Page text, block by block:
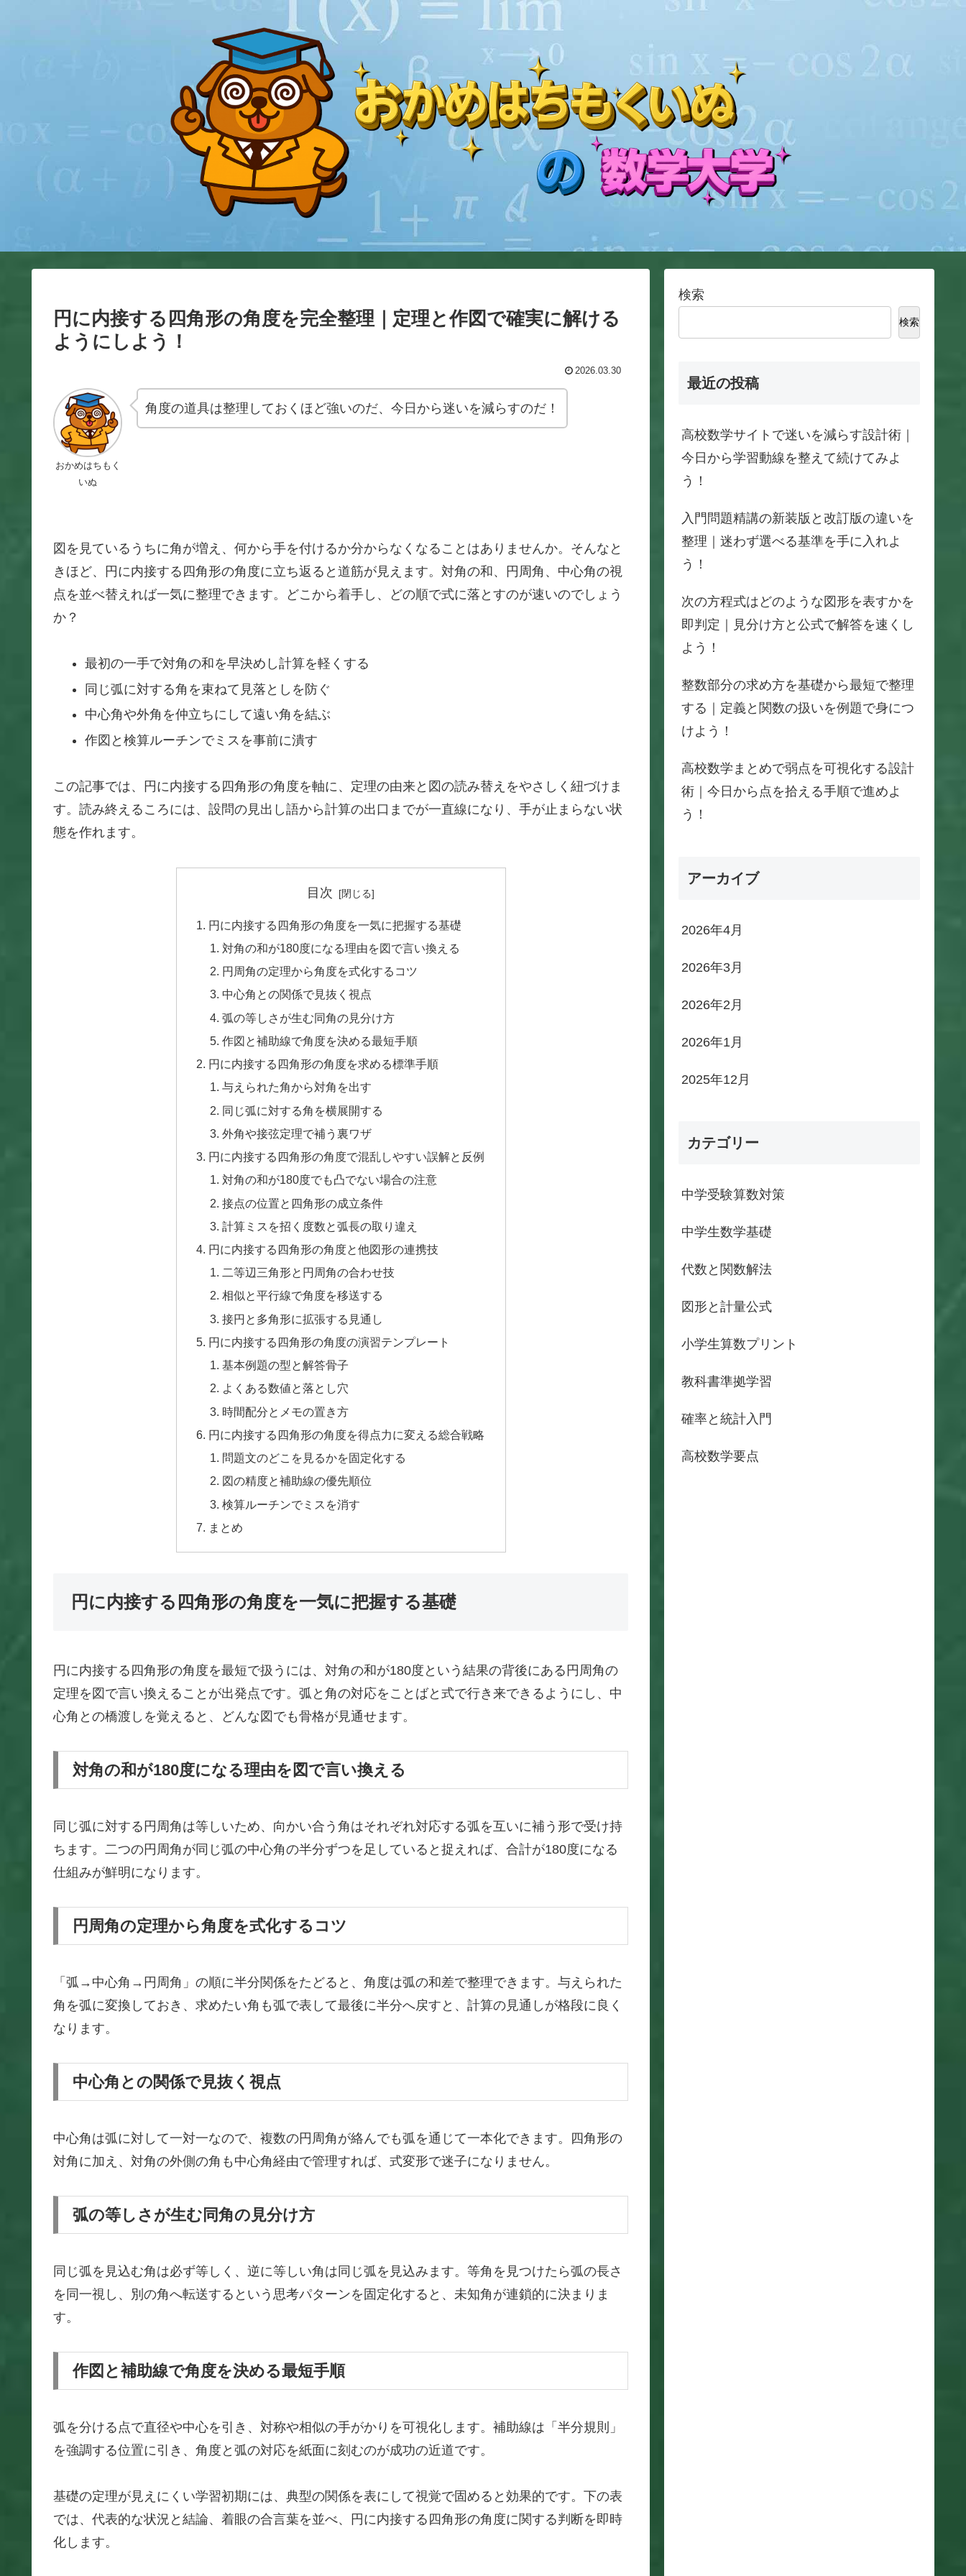
円に内接する四角形の角度を完全整理｜定理と作図で確実に解ける
ようにしよう！
2026.03.30
おかめはちもく
いぬ
角度の道具は整理しておくほど強いのだ、今日から迷いを減らすのだ！
図を見ているうちに角が増え、何から手を付けるか分からなくなることはありませんか。そんなと
きほど、円に内接する四角形の角度に立ち返ると道筋が見えます。対角の和、円周角、中心角の視
点を並べ替えれば一気に整理できます。どこから着手し、どの順で式に落とすのが速いのでしょう
か？
最初の一手で対角の和を早決めし計算を軽くする
同じ弧に対する角を束ねて見落としを防ぐ
中心角や外角を仲立ちにして遠い角を結ぶ
作図と検算ルーチンでミスを事前に潰す
この記事では、円に内接する四角形の角度を軸に、定理の由来と図の読み替えをやさしく紐づけま
す。読み終えるころには、設問の見出し語から計算の出口までが一直線になり、手が止まらない状
態を作れます。
目次
円に内接する四角形の角度を一気に把握する基礎
対角の和が180度になる理由を図で言い換える
円周角の定理から角度を式化するコツ
中心角との関係で見抜く視点
弧の等しさが生む同角の見分け方
作図と補助線で角度を決める最短手順
円に内接する四角形の角度を求める標準手順
与えられた角から対角を出す
同じ弧に対する角を横展開する
外角や接弦定理で補う裏ワザ
円に内接する四角形の角度で混乱しやすい誤解と反例
対角の和が180度でも凸でない場合の注意
接点の位置と四角形の成立条件
計算ミスを招く度数と弧長の取り違え
円に内接する四角形の角度と他図形の連携技
二等辺三角形と円周角の合わせ技
相似と平行線で角度を移送する
接円と多角形に拡張する見通し
円に内接する四角形の角度の演習テンプレート
基本例題の型と解答骨子
よくある数値と落とし穴
時間配分とメモの置き方
円に内接する四角形の角度を得点力に変える総合戦略
問題文のどこを見るかを固定化する
図の精度と補助線の優先順位
検算ルーチンでミスを消す
まとめ
円に内接する四角形の角度を一気に把握する基礎
円に内接する四角形の角度を最短で扱うには、対角の和が180度という結果の背後にある円周角の
定理を図で言い換えることが出発点です。弧と角の対応をことばと式で行き来できるようにし、中
心角との橋渡しを覚えると、どんな図でも骨格が見通せます。
対角の和が180度になる理由を図で言い換える
同じ弧に対する円周角は等しいため、向かい合う角はそれぞれ対応する弧を互いに補う形で受け持
ちます。二つの円周角が同じ弧の中心角の半分ずつを足していると捉えれば、合計が180度になる
仕組みが鮮明になります。
円周角の定理から角度を式化するコツ
「弧→中心角→円周角」の順に半分関係をたどると、角度は弧の和差で整理できます。与えられた
角を弧に変換しておき、求めたい角も弧で表して最後に半分へ戻すと、計算の見通しが格段に良く
なります。
中心角との関係で見抜く視点
中心角は弧に対して一対一なので、複数の円周角が絡んでも弧を通じて一本化できます。四角形の
対角に加え、対角の外側の角も中心角経由で管理すれば、式変形で迷子になりません。
弧の等しさが生む同角の見分け方
同じ弧を見込む角は必ず等しく、逆に等しい角は同じ弧を見込みます。等角を見つけたら弧の長さ
を同一視し、別の角へ転送するという思考パターンを固定化すると、未知角が連鎖的に決まりま
す。
作図と補助線で角度を決める最短手順
弧を分ける点で直径や中心を引き、対称や相似の手がかりを可視化します。補助線は「半分規則」
を強調する位置に引き、角度と弧の対応を紙面に刻むのが成功の近道です。
基礎の定理が見えにくい学習初期には、典型の関係を表にして視覚で固めると効果的です。下の表
では、代表的な状況と結論、着眼の合言葉を並べ、円に内接する四角形の角度に関する判断を即時
化します。
検索
検索
最近の投稿
高校数学サイトで迷いを減らす設計術｜
今日から学習動線を整えて続けてみよ
う！
入門問題精講の新装版と改訂版の違いを
整理｜迷わず選べる基準を手に入れよ
う！
次の方程式はどのような図形を表すかを
即判定｜見分け方と公式で解答を速くし
よう！
整数部分の求め方を基礎から最短で整理
する｜定義と関数の扱いを例題で身につ
けよう！
高校数学まとめで弱点を可視化する設計
術｜今日から点を拾える手順で進めよ
う！
アーカイブ
2026年4月
2026年3月
2026年2月
2026年1月
2025年12月
カテゴリー
中学受験算数対策
中学生数学基礎
代数と関数解法
図形と計量公式
小学生算数プリント
教科書準拠学習
確率と統計入門
高校数学要点